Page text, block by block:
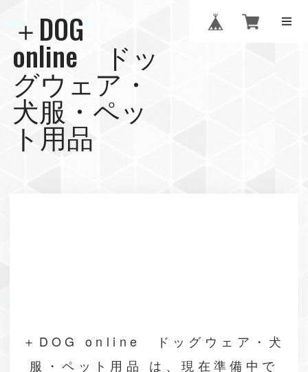
＋DOG
online ドッ
グウェア・
犬服・ペッ
ト用品
＋DOG online ドッグウェア・犬
服・ペット用品 は、現在準備中で